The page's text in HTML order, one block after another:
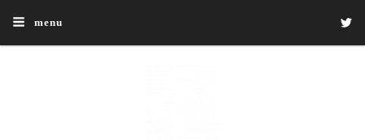
menu